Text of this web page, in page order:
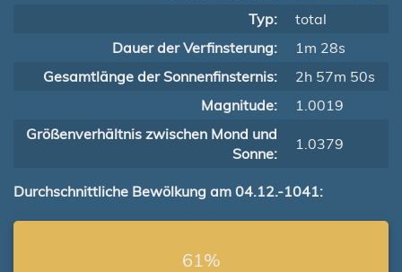
Typ:
total
Dauer der Verfinsterung:
1m 28s
Gesamtlänge der Sonnenfinsternis:
2h 57m 50s
Magnitude:
1.0019
Größenverhältnis zwischen Mond und
Sonne:
1.0379
Durchschnittliche Bewölkung am 04.12.-1041:
61%